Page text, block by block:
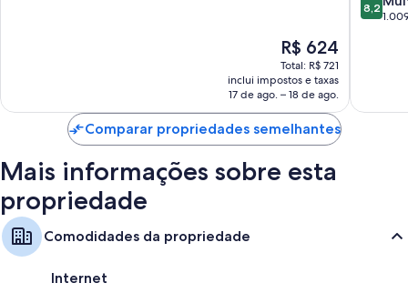
Roupas de cama antialérgicas e camas com colchão Select Comfort
Smart TVs de 43 polegadas com com canais premium
Guarda-roupa ou closet, saquinhos de chá/café instantâneo grátis e
O
preço
é
de
R$ 624
R$ 624
Total: R$ 721
inclui impostos e taxas
17 de ago. – 18 de ago.
de
8,2
Comparar propriedades semelhantes
Mais informações sobre esta
propriedade
Comodidades da propriedade
Internet